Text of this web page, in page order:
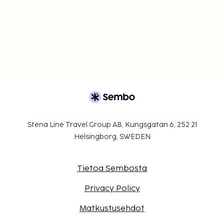
Stena Line Travel Group AB, Kungsgatan 6, 252 21
Helsingborg, SWEDEN
Tietoa Sembosta
Privacy Policy
Matkustusehdot